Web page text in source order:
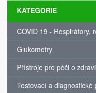
KATEGORIE
COVID 19 - Respirátory,
Glukometry
Přístroje pro péči o zdraví
Testovací a diagnostické